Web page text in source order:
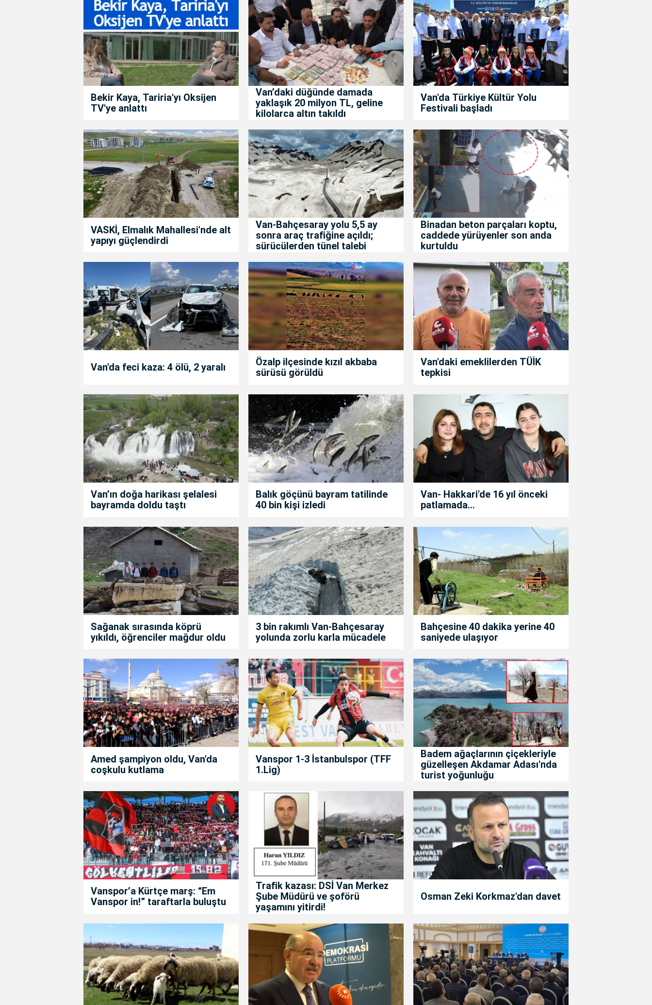
Bekir Kaya, Tariria'yı Oksijen
TV'ye anlattı
Van’daki düğünde damada
yaklaşık 20 milyon TL, geline
kilolarca altın takıldı
Van'da Türkiye Kültür Yolu
Festivali başladı
VASKİ, Elmalık Mahallesi'nde alt
yapıyı güçlendirdi
Van-Bahçesaray yolu 5,5 ay
sonra araç trafiğine açıldı;
sürücülerden tünel talebi
Binadan beton parçaları koptu,
caddede yürüyenler son anda
kurtuldu
Van'da feci kaza: 4 ölü, 2 yaralı
Özalp ilçesinde kızıl akbaba
sürüsü görüldü
Van'daki emeklilerden TÜİK
tepkisi
Van’ın doğa harikası şelalesi
bayramda doldu taştı
Balık göçünü bayram tatilinde
40 bin kişi izledi
Van- Hakkari'de 16 yıl önceki
patlamada...
Sağanak sırasında köprü
yıkıldı, öğrenciler mağdur oldu
3 bin rakımlı Van-Bahçesaray
yolunda zorlu karla mücadele
Bahçesine 40 dakika yerine 40
saniyede ulaşıyor
Amed şampiyon oldu, Van'da
coşkulu kutlama
Vanspor 1-3 İstanbulspor (TFF
1.Lig)
Badem ağaçlarının çiçekleriyle
güzelleşen Akdamar Adası'nda
turist yoğunluğu
Vanspor’a Kürtçe marş: “Em
Vanspor in!” taraftarla buluştu
Trafik kazası: DSİ Van Merkez
Şube Müdürü ve şoförü
yaşamını yitirdi!
Osman Zeki Korkmaz'dan davet